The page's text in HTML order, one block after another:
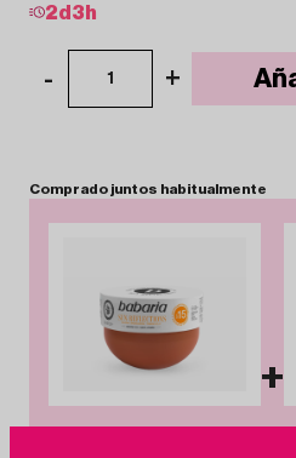
2d 3 h
- 1 +
Comprado juntos habitualmente
Babaria Gelatina
+